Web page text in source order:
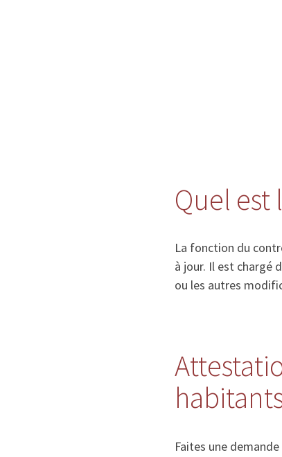
Quel est
La fonction du
à jour. Il est chargé
ou les autres
Faites une